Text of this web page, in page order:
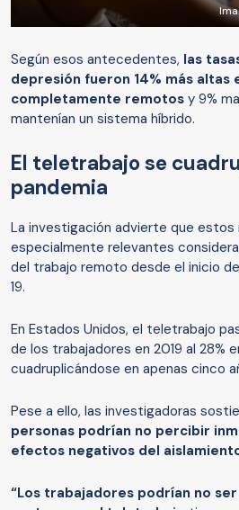
Según esos antecedentes, las
depresión fueron 14% más altas
completamente remotos y 9%
mantenían un sistema híbrido.
El teletrabajo se
pandemia
La investigación advierte que estos
especialmente relevantes
del trabajo remoto desde el inicio
19.
En Estados Unidos, el teletrabajo
de los trabajadores en 2019 al 28%
cuadruplicándose en apenas cinco
Pese a ello, las investigadoras
personas podrían no percibir
efectos negativos del
“Los trabajadores podrían no